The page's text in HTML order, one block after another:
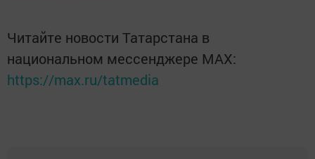
Читайте новости Татарстана в
национальном мессенджере MАХ:
https://max.ru/tatmedia